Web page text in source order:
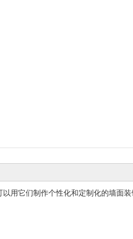
用它们制作个性化和定制化的墙面